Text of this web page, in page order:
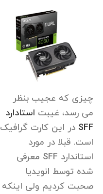
چیزی که عجیب بنظر
می رسد، غیبت استادارد
SFF در این کارت گرافیک
است. قبلا در مورد
استاندارد SFF معرفی
شده توسط انویدیا
صحبت کردیم ولی اینکه